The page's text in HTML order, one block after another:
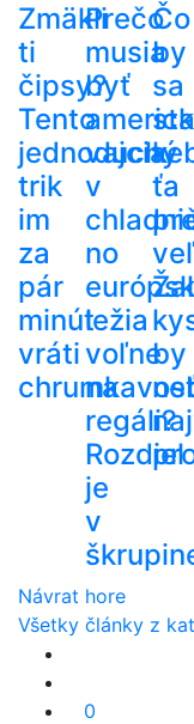
Zmäkli
ti
čipsy?
Tento
jednoduchý
trik
im
za
pár
minút
vráti
Prečo
musia
byť
vajcia
v
no
ležia
voľne
na
regáli?
Rozdiel
je
v
Čo
by
sa
ťa
by
Návrat hore
Všetky články z
0